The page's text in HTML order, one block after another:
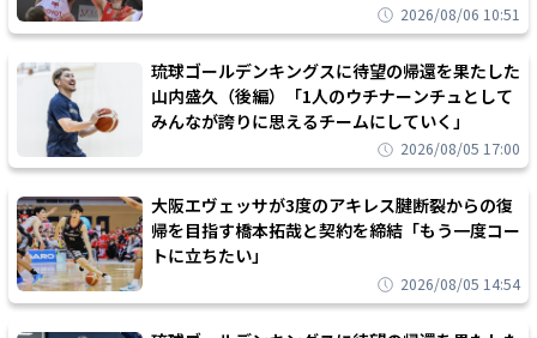
2026/08/06 10:51
琉球ゴールデンキングスに待望の帰還を果たした
山内盛久（後編）「1人のウチナーンチュとして
みんなが誇りに思えるチームにしていく」
2026/08/05 17:00
大阪エヴェッサが3度のアキレス腱断裂からの復
帰を目指す橋本拓哉と契約を締結「もう一度コー
トに立ちたい」
2026/08/05 14:54